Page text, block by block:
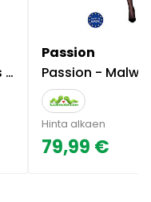
Passion
Passion - Malwia
Hinta alkaen
79,99 €